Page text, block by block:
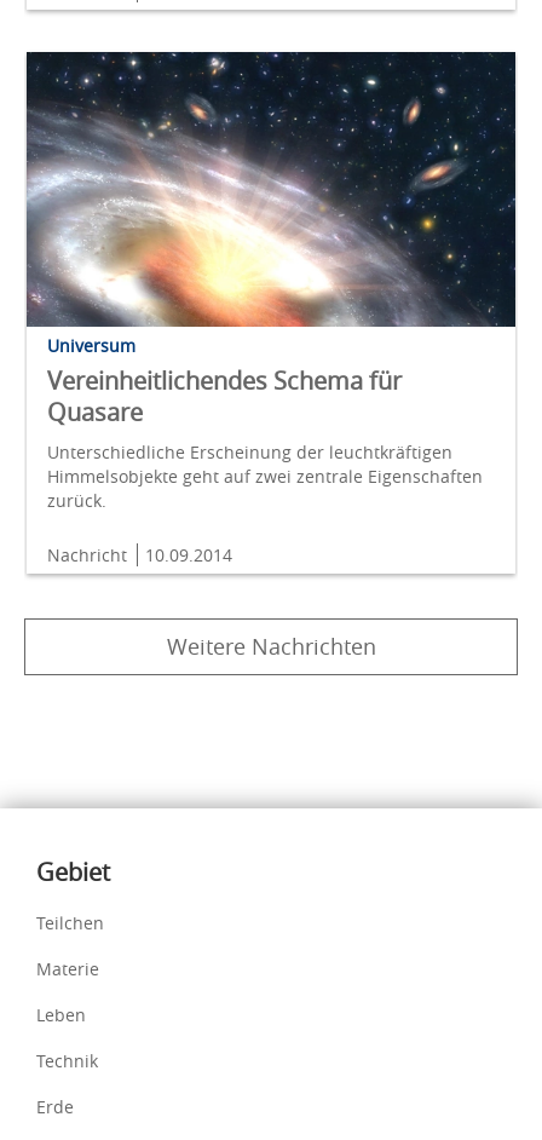
Universum
Vereinheitlichendes Schema für
Quasare
Unterschiedliche Erscheinung der leuchtkräftigen
Himmelsobjekte geht auf zwei zentrale Eigenschaften
zurück.
Nachricht 10.09.2014
Weitere Nachrichten
Inhalte
Gebiet
Teilchen
Materie
Leben
Technik
Erde